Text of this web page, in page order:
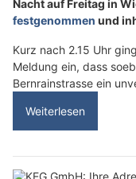
Nacht auf Freitag in
festgenommen und
Kurz nach 2.15 Uhr
Meldung ein, dass
Bernrainstrasse ein
Weiterlesen